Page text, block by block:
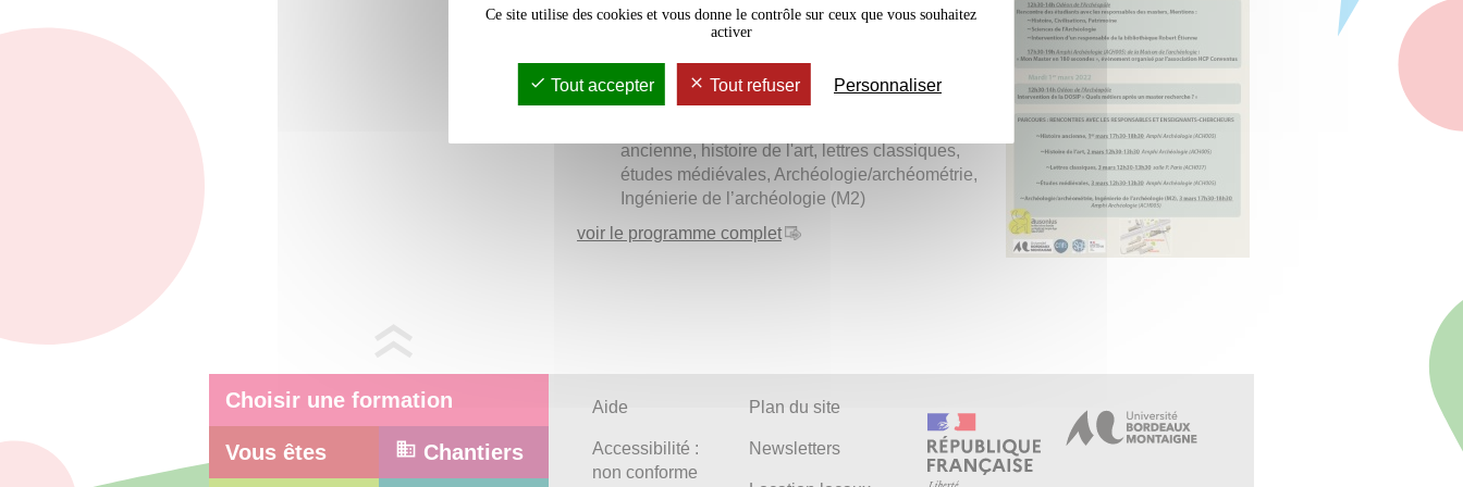
responsable de la bibliothèque Robert Étienne
Quels métiers après un master recherche ?
Rencontres avec les responsables et
ancienne, histoire de l'art, lettres classiques,
études médiévales, Archéologie/archéométrie,
Ingénierie de l’archéologie (M2)
voir le programme complet
Choisir une formation
Vous êtes Chantiers
Aide
Accessibilité :
non conforme
Plan du site
Newsletters
Ce site utilise des cookies et vous donne le contrôle sur ceux que vous souhaitez
activer
Tout accepter Tout refuser Personnaliser